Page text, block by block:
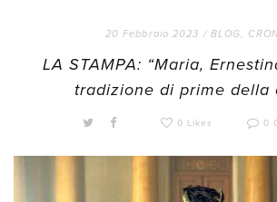
20 Febbraio 2023 / BLOG,
LA STAMPA: “Maria,
tradizione di prime della
0 Likes 0